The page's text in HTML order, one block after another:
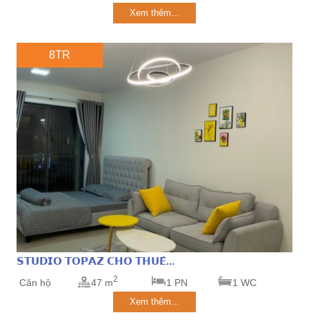
Xem thêm...
8TR
𝗦𝗧𝗨𝗗𝗜𝗢 𝗧𝗢𝗣𝗔𝗭 𝗖𝗛𝗢 𝗧𝗛𝗨𝗘̂...
Căn hộ 47 m2 1 PN 1 WC
Xem thêm...